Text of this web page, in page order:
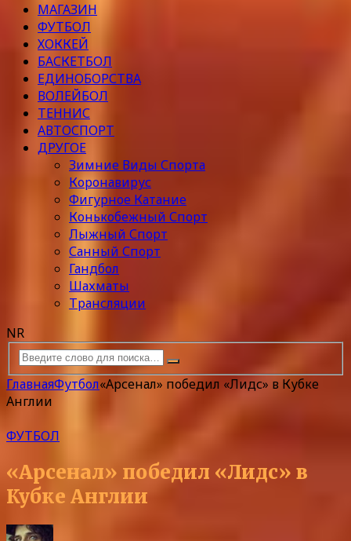
МАГАЗИН
ФУТБОЛ
ХОККЕЙ
БАСКЕТБОЛ
ЕДИНОБОРСТВА
ВОЛЕЙБОЛ
ТЕННИС
АВТОСПОРТ
ДРУГОЕ
Зимние Виды Спорта
Коронавирус
Фигурное Катание
Конькобежный Спорт
Лыжный Спорт
Санный Спорт
Гандбол
Шахматы
Трансляции
NR
ГлавнаяФутбол«Арсенал» победил «Лидс» в Кубке
Англии
ФУТБОЛ
«Арсенал» победил «Лидс» в
Кубке Англии